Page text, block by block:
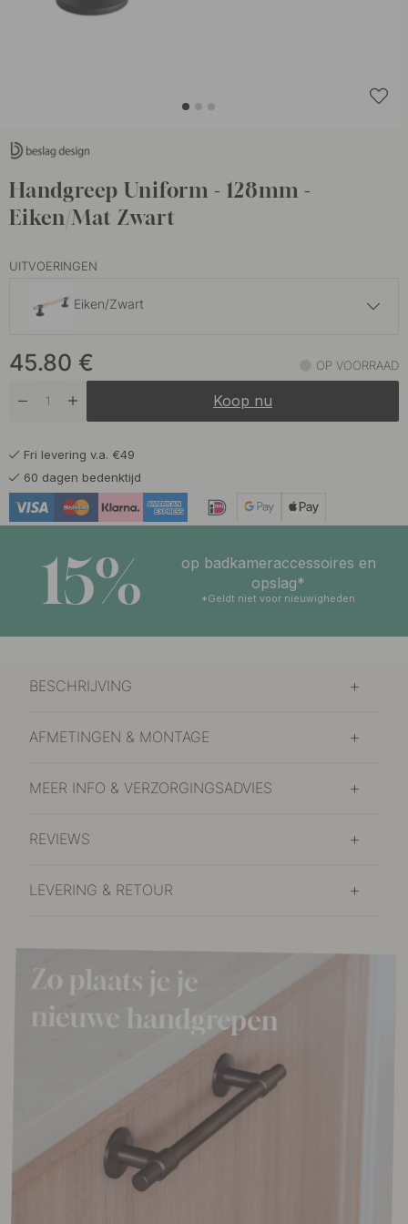
Handgreep Uniform - 128mm -
Eiken/Mat Zwart
UITVOERINGEN
Eiken/Zwart
Geborsteld Onbehandeld Messing Op voorraad
42.50 €
Binnenkort op voorraad
Gebronsd Messing
Mat Zwart 42.50 €
Messing Op voorraad
42.50 €
45.80 € OP VOORRAAD
Koop nu
Fri levering v.a. €49
60 dagen bedenktijd
15%
op badkameraccessoires en
opslag*
*Geldt niet voor nieuwigheden
BESCHRIJVING
AFMETINGEN & MONTAGE
MEER INFO & VERZORGINGSADVIES
REVIEWS
LEVERING & RETOUR